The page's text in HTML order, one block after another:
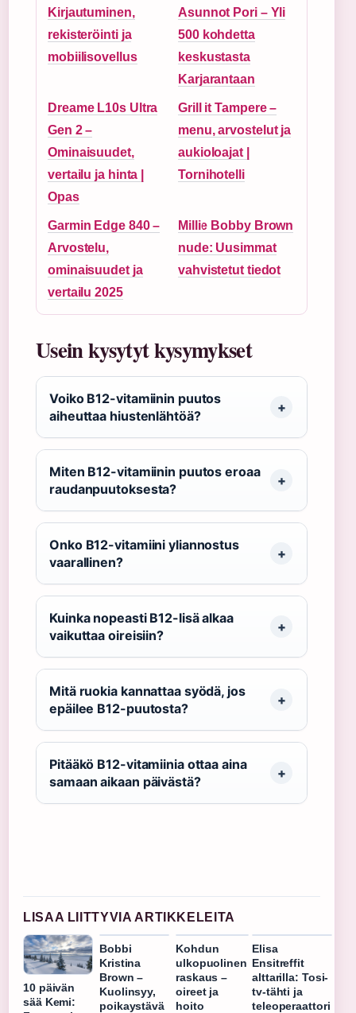
Kirjautuminen,
rekisteröinti ja
mobiilisovellus
Asunnot Pori – Yli
500 kohdetta
keskustasta
Karjarantaan
Dreame L10s Ultra
Gen 2 –
Ominaisuudet,
vertailu ja hinta |
Opas
Grill it Tampere –
menu, arvostelut ja
aukioloajat |
Tornihotelli
Garmin Edge 840 –
Arvostelu,
ominaisuudet ja
vertailu 2025
Millie Bobby Brown
nude: Uusimmat
vahvistetut tiedot
Usein kysytyt kysymykset
Voiko B12-vitamiinin puutos
aiheuttaa hiustenlähtöä?
Miten B12-vitamiinin puutos eroaa
raudanpuutoksesta?
Onko B12-vitamiini yliannostus
vaarallinen?
Kuinka nopeasti B12-lisä alkaa
vaikuttaa oireisiin?
Mitä ruokia kannattaa syödä, jos
epäilee B12-puutosta?
Pitääkö B12-vitamiinia ottaa aina
samaan aikaan päivästä?
LISAA LIITTYVIA ARTIKKELEITA
10 päivän
sää Kemi:
Bobbi
Kristina
Brown –
Kuolinsyy,
poikaystävä
Kohdun
ulkopuolinen
raskaus –
oireet ja
hoito
Elisa
Ensitreffit
alttarilla: Tosi-
tv-tähti ja
teleoperaattori